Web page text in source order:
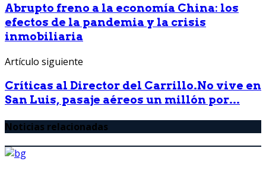
Abrupto freno a la economía China: los
efectos de la pandemia y la crisis
inmobiliaria
Artículo siguiente
Críticas al Director del Carrillo.No vive en
San Luis, pasaje aéreos un millón por...
Noticias relacionadas